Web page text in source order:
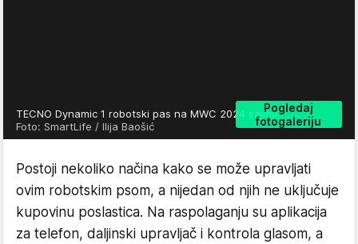
Pogledaj
fotogaleriju
TECNO Dynamic 1 robotski pas na MWC 2024 sajmu
Foto: SmartLife / Ilija Baošić
Postoji nekoliko načina kako se može upravljati
ovim robotskim psom, a nijedan od njih ne uključuje
kupovinu poslastica. Na raspolaganju su aplikacija
za telefon, daljinski upravljač i kontrola glasom, a